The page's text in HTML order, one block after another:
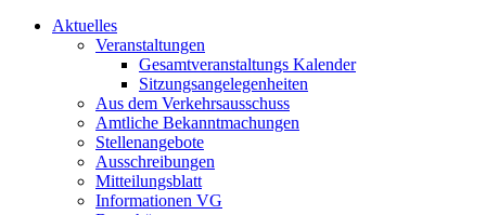
Aktuelles
Veranstaltungen
Gesamtveranstaltungs Kalender
Sitzungsangelegenheiten
Aus dem Verkehrsausschuss
Amtliche Bekanntmachungen
Stellenangebote
Ausschreibungen
Mitteilungsblatt
Informationen VG